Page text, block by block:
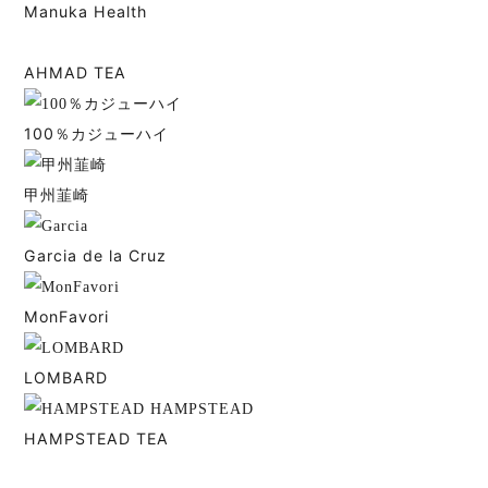
Manuka Health
AHMAD TEA
100％カジューハイ
甲州韮崎
Garcia de la Cruz
MonFavori
LOMBARD
HAMPSTEAD TEA